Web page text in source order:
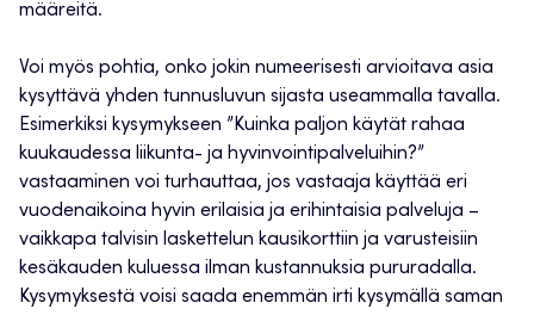
määreitä.
Voi myös pohtia, onko jokin numeerisesti arvioitava asia
kysyttävä yhden tunnusluvun sijasta useammalla tavalla.
Esimerkiksi kysymykseen ”Kuinka paljon käytät rahaa
kuukaudessa liikunta- ja hyvinvointipalveluihin?”
vastaaminen voi turhauttaa, jos vastaaja käyttää eri
vuodenaikoina hyvin erilaisia ja erihintaisia palveluja –
vaikkapa talvisin laskettelun kausikorttiin ja varusteisiin
kesäkauden kuluessa ilman kustannuksia pururadalla.
Kysymyksestä voisi saada enemmän irti kysymällä saman